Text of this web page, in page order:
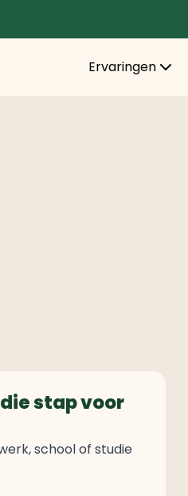
Ervaringen
stap voor
school of studie